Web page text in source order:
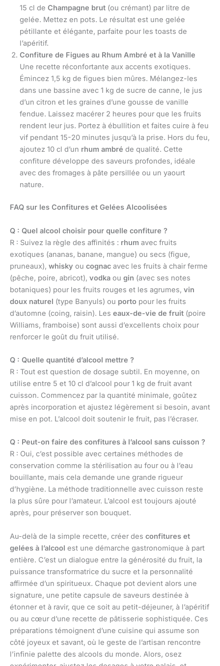
15 cl de Champagne brut (ou crémant) par litre de
gelée. Mettez en pots. Le résultat est une gelée
pétillante et élégante, parfaite pour les toasts de
l’apéritif.
Confiture de Figues au Rhum Ambré et à la Vanille
Une recette réconfortante aux accents exotiques.
Émincez 1,5 kg de figues bien mûres. Mélangez-les
dans une bassine avec 1 kg de sucre de canne, le jus
d’un citron et les graines d’une gousse de vanille
fendue. Laissez macérer 2 heures pour que les fruits
rendent leur jus. Portez à ébullition et faites cuire à feu
vif pendant 15-20 minutes jusqu’à la prise. Hors du feu,
ajoutez 10 cl d’un rhum ambré de qualité. Cette
confiture développe des saveurs profondes, idéale
avec des fromages à pâte persillée ou un yaourt
nature.
FAQ sur les Confitures et Gelées Alcoolisées
Q : Quel alcool choisir pour quelle confiture ?
R : Suivez la règle des affinités : rhum avec fruits
exotiques (ananas, banane, mangue) ou secs (figue,
pruneaux), whisky ou cognac avec les fruits à chair ferme
(pêche, poire, abricot), vodka ou gin (avec ses notes
botaniques) pour les fruits rouges et les agrumes, vin
doux naturel (type Banyuls) ou porto pour les fruits
d’automne (coing, raisin). Les eaux-de-vie de fruit (poire
Williams, framboise) sont aussi d’excellents choix pour
renforcer le goût du fruit utilisé.
Q : Quelle quantité d’alcool mettre ?
R : Tout est question de dosage subtil. En moyenne, on
utilise entre 5 et 10 cl d’alcool pour 1 kg de fruit avant
cuisson. Commencez par la quantité minimale, goûtez
après incorporation et ajustez légèrement si besoin, avant
mise en pot. L’alcool doit soutenir le fruit, pas l’écraser.
Q : Peut-on faire des confitures à l’alcool sans cuisson ?
R : Oui, c’est possible avec certaines méthodes de
conservation comme la stérilisation au four ou à l’eau
bouillante, mais cela demande une grande rigueur
d’hygiène. La méthode traditionnelle avec cuisson reste
la plus sûre pour l’amateur. L’alcool est toujours ajouté
après, pour préserver son bouquet.
Au-delà de la simple recette, créer des confitures et
gelées à l’alcool est une démarche gastronomique à part
entière. C’est un dialogue entre la générosité du fruit, la
puissance transformatrice du sucre et la personnalité
affirmée d’un spiritueux. Chaque pot devient alors une
signature, une petite capsule de saveurs destinée à
étonner et à ravir, que ce soit au petit-déjeuner, à l’apéritif
ou au cœur d’une recette de pâtisserie sophistiquée. Ces
préparations témoignent d’une cuisine qui assume son
côté joyeux et savant, où le geste de l’artisan rencontre
l’infinie palette des alcools du monde. Alors, osez